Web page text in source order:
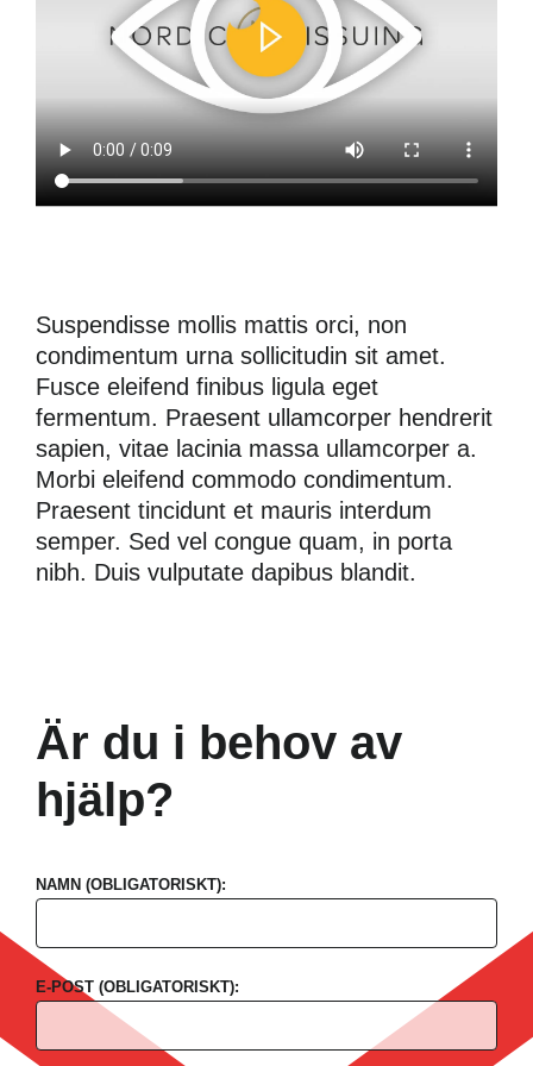
Suspendisse mollis mattis orci, non
condimentum urna sollicitudin sit amet.
Fusce eleifend finibus ligula eget
fermentum. Praesent ullamcorper hendrerit
sapien, vitae lacinia massa ullamcorper a.
Morbi eleifend commodo condimentum.
Praesent tincidunt et mauris interdum
semper. Sed vel congue quam, in porta
nibh. Duis vulputate dapibus blandit.
Är du i behov av
hjälp?
NAMN (OBLIGATORISKT):
E-POST (OBLIGATORISKT):
Upplevelse
För att vår
hemsida ska
bra som
möjligt
under ditt
besök. Om
funktionalitet
att försvinna
från
hemsidan.
Marknadsföring
Genom att dela
med dig av dina
intressen och ditt
beteende när du
innehåll och
erbjudanden.